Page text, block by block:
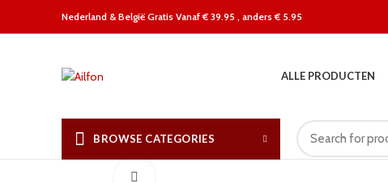
Nederland & België Gratis Vanaf € 39.95 , anders € 5.95
ALLE PRODUCTEN
BROWSE CATEGORIES